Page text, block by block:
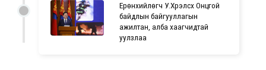
Ерөнхийлөгч У.Хүрэлсүх Онцгой
байдлын байгууллагын
ажилтан, алба хаагчидтай
уулзлаа